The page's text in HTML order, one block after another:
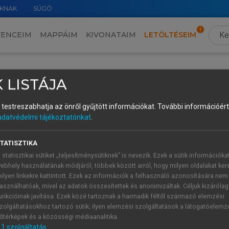
SÚGÓ
MAPPÁIM KIVONATAIM LETÖLTÉSEIM
12
12
összeállítás • A geotermikus energia
LISTÁJA
testreszabhatja az önről gyűjtött információkat. További
tájékoztatónkat
statisztikai sütiket „teljesítménysütiknek” is nevezik. Ezek a sütik
használatának módjáról, többek között arról, hogy milyen oldalakat
linkekre kattintott. Ezek az információk a felhasználó azonosítására nem
mivel az adatok összesítettek és anonimizáltak. Céljuk kizárólag
javítása. Ezek közé tartoznak a harmadik féltől származó elemzési
tartozó sütik; ilyen elemzési szolgáltatások a
és a közösségi médiaanalitika.
1 szolgáltatás